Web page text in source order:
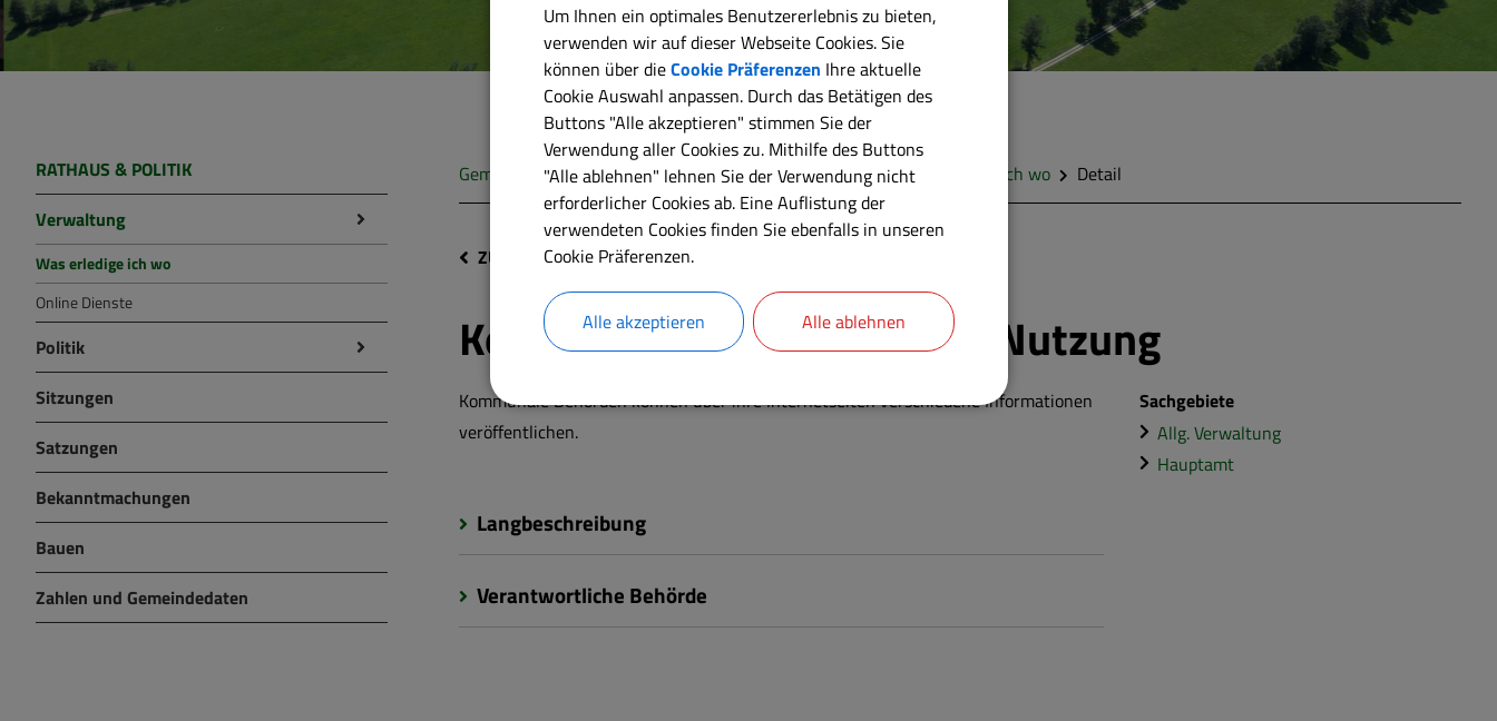
RATHAUS & POLITIK
Verwaltung
Was erledige ich wo
Online Dienste
Politik
Sitzungen
Satzungen
Bekanntmachungen
Bauen
Zahlen und Gemeindedaten
Gemeinde Gaißach Rathaus & Politik Verwaltung Was erledige ich wo Detail
ZURÜCK
Kommunale Internetseiten; Nutzung
Kommunale Behörden können über ihre Internetseiten verschiedene Informationen
veröffentlichen.
Langbeschreibung
Verantwortliche Behörde
Sachgebiete
Allg. Verwaltung
Hauptamt
Um Ihnen ein optimales Benutzererlebnis zu bieten,
verwenden wir auf dieser Webseite Cookies. Sie
können über dieCookie Präferenzen Ihre aktuelle
Cookie Auswahl anpassen. Durch das Betätigen des
Buttons "Alle akzeptieren" stimmen Sie der
Verwendung aller Cookies zu. Mithilfe des Buttons
"Alle ablehnen" lehnen Sie der Verwendung nicht
erforderlicher Cookies ab. Eine Auflistung der
verwendeten Cookies finden Sie ebenfalls in unseren
Cookie Präferenzen.
Alle akzeptieren Alle ablehnen